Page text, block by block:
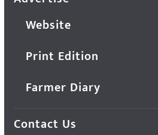
Website
Print Edition
Farmer Diary
Contact Us